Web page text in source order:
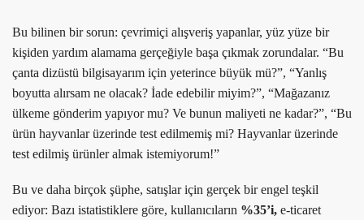
Bu bilinen bir sorun: çevrimiçi alışveriş yapanlar, yüz yüze bir
kişiden yardım alamama gerçeğiyle başa çıkmak zorundalar. “Bu
çanta dizüstü bilgisayarım için yeterince büyük mü?”, “Yanlış
boyutta alırsam ne olacak? İade edebilir miyim?”, “Mağazanız
ülkeme gönderim yapıyor mu? Ve bunun maliyeti ne kadar?”, “Bu
ürün hayvanlar üzerinde test edilmemiş mi? Hayvanlar üzerinde
test edilmiş ürünler almak istemiyorum!”
Bu ve daha birçok şüphe, satışlar için gerçek bir engel teşkil
ediyor: Bazı istatistiklere göre, kullanıcıların %35’i, e-ticaret